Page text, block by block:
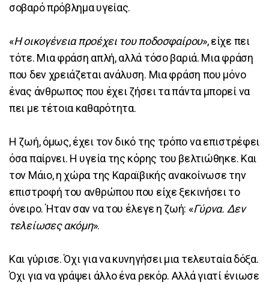
σοβαρό πρόβλημα υγείας.
«Η οικογένεια προέχει του ποδοσφαίρου», είχε πει
τότε. Μια φράση απλή, αλλά τόσο βαριά. Μια φράση
που δεν χρειάζεται ανάλυση. Μια φράση που μόνο
ένας άνθρωπος που έχει ζήσει τα πάντα μπορεί να
πει με τέτοια καθαρότητα.
Η ζωή, όμως, έχει τον δικό της τρόπο να επιστρέφει
όσα παίρνει. Η υγεία της κόρης του βελτιώθηκε. Και
τον Μάιο, η χώρα της Καραϊβικής ανακοίνωσε την
επιστροφή του ανθρώπου που είχε ξεκινήσει το
όνειρο. Ήταν σαν να του έλεγε η ζωή: «Γύρνα. Δεν
τελείωσες ακόμη».
Και γύρισε. Όχι για να κυνηγήσει μια τελευταία δόξα.
Όχι για να γράψει άλλο ένα ρεκόρ. Αλλά γιατί ένιωσε